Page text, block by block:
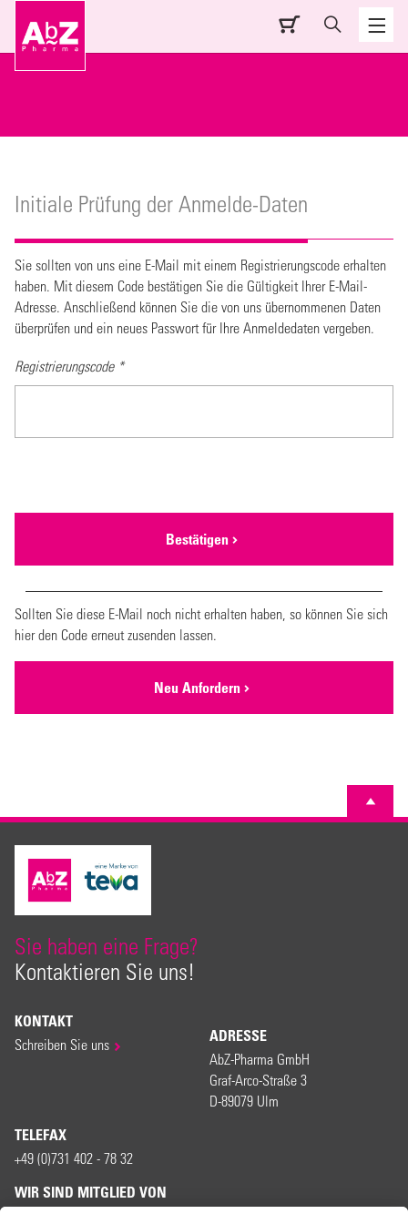
Initiale Prüfung der Anmelde-Daten
Sie sollten von uns eine E-Mail mit einem Registrierungscode erhalten
haben. Mit diesem Code bestätigen Sie die Gültigkeit Ihrer E-Mail-
Adresse. Anschließend können Sie die von uns übernommenen Daten
überprüfen und ein neues Passwort für Ihre Anmeldedaten vergeben.
Registrierungscode *
Bestätigen
Sollten Sie diese E-Mail noch nicht erhalten haben, so können Sie sich
hier den Code erneut zusenden lassen.
Neu Anfordern
Sie haben eine Frage?
Kontaktieren Sie uns!
KONTAKT
Schreiben Sie uns ADRESSE
AbZ-Pharma GmbH
Graf-Arco-Straße 3
D-89079 Ulm
TELEFAX
+49 (0)731 402 - 78 32
WIR SIND MITGLIED VON